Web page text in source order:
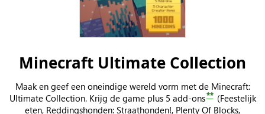
Minecraft Ultimate Collection
Maak en geef een oneindige wereld vorm met de Minecraft:
Ultimate Collection. Krijg de game plus 5 add-ons** (Feestelijk
eten, Reddingshonden: Straathonden!, Plenty Of Blocks,